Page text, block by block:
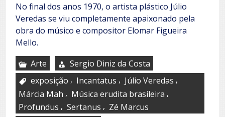
No final dos anos 1970, o artista plástico Júlio
Veredas se viu completamente apaixonado pela
obra do músico e compositor Elomar Figueira
Mello.
Arte
Sergio Diniz da Costa
exposição , Incantatus , Júlio Veredas ,
Márcia Mah , Música erudita brasileira ,
Profundus , Sertanus , Zé Marcus